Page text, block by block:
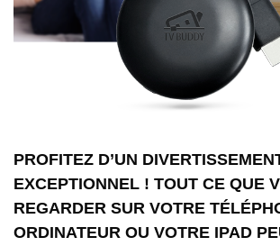
PROFITEZ D’UN
EXCEPTIONNEL ! TOUT CE QUE
REGARDER SUR VOTRE
ORDINATEUR OU VOTRE IPAD